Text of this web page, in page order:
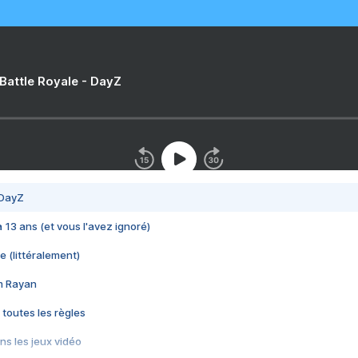
Royale - DayZ
13 ans (et vous l'avez ignoré)
(littéralement)
Rayan
toutes les règles
les jeux vidéo